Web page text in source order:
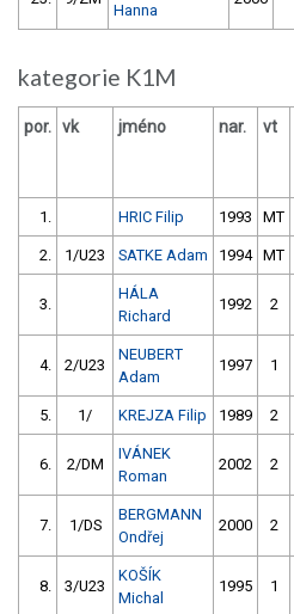
Hanna
kategorie K1M
por. vk jméno nar. vt
1. HRIC Filip 1993 MT
2. 1/U23 SATKE Adam 1994 MT
3.
HÁLA
Richard
1992 2
4. 2/U23
NEUBERT
Adam
1997 1
5. 1/ KREJZA Filip 1989 2
6. 2/DM
IVÁNEK
Roman
2002 2
7. 1/DS
BERGMANN
Ondřej
2000 2
8. 3/U23
KOŠÍK
Michal
1995 1